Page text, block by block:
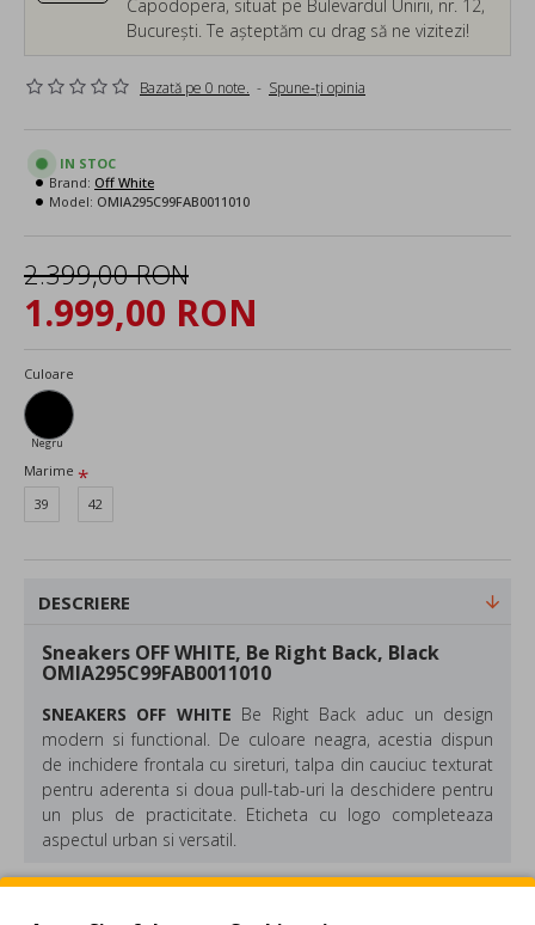
Capodopera, situat pe Bulevardul Unirii, nr. 12,
București. Te așteptăm cu drag să ne vizitezi!
Bazată pe 0 note. - Spune-ţi opinia
1.999,00 RON
2.399,00 RON
IN STOC
Brand: Off White
Model: OMIA295C99FAB0011010
Culoare
Negru
Marime
39
42
DESCRIERE
Sneakers OFF WHITE, Be Right Back, Black
OMIA295C99FAB0011010
SNEAKERS OFF WHITE Be Right Back aduc un design
modern si functional. De culoare neagra, acestia dispun
de inchidere frontala cu sireturi, talpa din cauciuc texturat
pentru aderenta si doua pull-tab-uri la deschidere pentru
un plus de practicitate. Eticheta cu logo completeaza
aspectul urban si versatil.
Material: Poliuretan 64%, Poliester 36%